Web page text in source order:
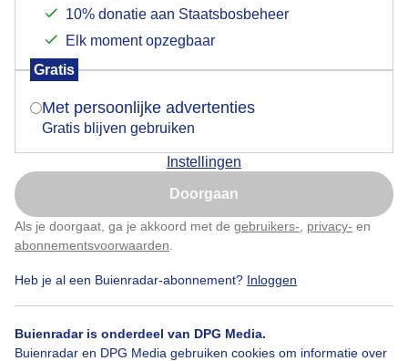
10% donatie aan Staatsbosbeheer
Elk moment opzegbaar
Gratis
Met persoonlijke advertenties
Gratis blijven gebruiken
Instellingen
Doorgaan
Als je doorgaat, ga je akkoord met de gebruikers- privacy- en
abonnementsvoorwaarden
Heb je al een Buienradar-abonnement? Inloggen
Buienradar is onderdeel van DPG Media.
Buienradar en DPG Media gebruiken cookies om informatie over
Opkomst volle maan met tulpenvelden.
Door: Tim Zijlstra Gemaakt: 02-05-2026, 73x bekeken
verschijnt er zo een pop-up uit je browser waarin
Is goed, toon de popup
Nu niet, misschien later
Klik hierom dit aan te passen